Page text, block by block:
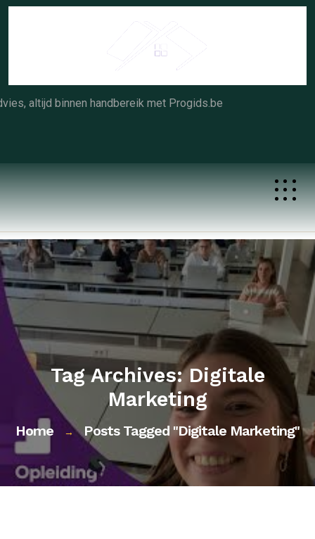
Skip
altijd binnen handbereik met Progids.be
Tag Archives: Digitale
Marketing
Home → Posts Tagged "digitale Marketing"